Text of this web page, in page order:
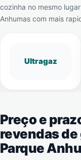
cozinha no mesmo
Anhumas com mais
Ultragaz
Preço e
revendas
Parque